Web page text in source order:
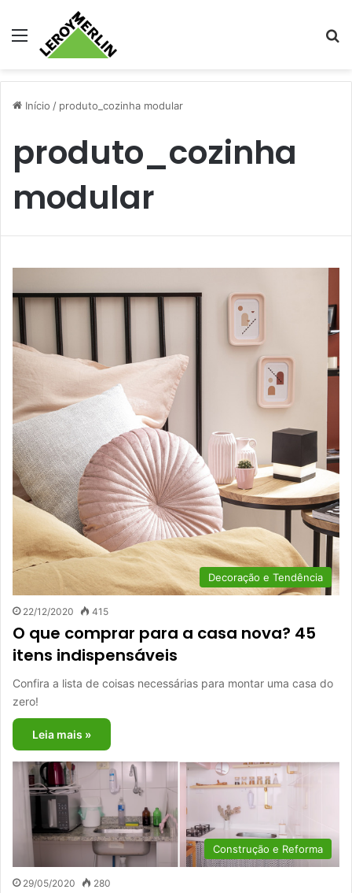
Menu
Início / produto_cozinha modular
produto_cozinha
modular
Decoração e Tendência
22/12/2020 415
O que comprar para a casa nova? 45
itens indispensáveis
Confira a lista de coisas necessárias para montar uma casa do
zero!
Leia mais »
Construção e Reforma
29/05/2020 280